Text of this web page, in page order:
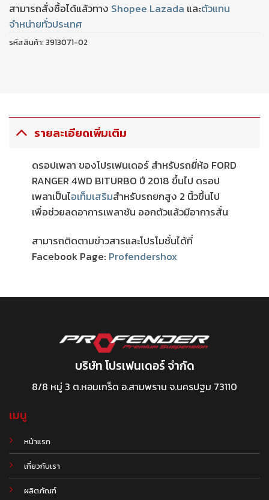
สามารถสั่งซื้อได้แล้วทาง Shopee Lazada และตัวแทน
จำหน่ายทั่วประเทศ
รหัสสินค้า:3913071-02
รายละเอียดเพิ่มเติม
ดรอปเพลา ของโปรเฟนเดอร์ สำหรับรถยี่ห้อ FORD
RANGER 4WD BITURBO ปี 2018 ขึ้นไป ดรอป
เพลาเป็นไอเท็มเสริมสำหรับรถยกสูง 2 นิ้วขึ้นไป
เพื่อช่วยลดอาการเพลาชัน ออกตัวแล้วมีอาการสั่น
สามารถติดตามข่าวสารและโปรโมชั่นได้ที่
Facebook Page: Profendershox
บริษัท โปรเฟนเดอร์ จำกัด
8/8 หมู่ 3 ต.หอมเกร็ด อ.สามพราน จ.นครปฐม 73110
เมนู
หน้าแรก
เกี่ยวกับเรา
ผลิตภัณฑ์